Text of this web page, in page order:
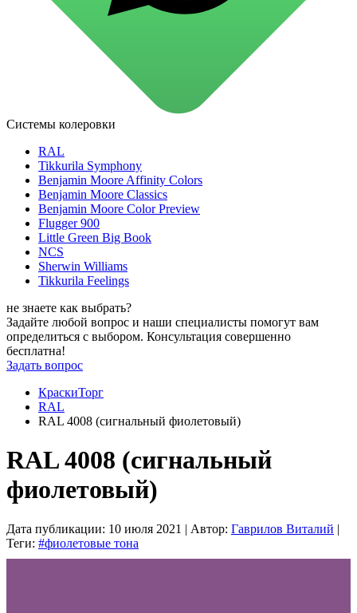
для стекол и зеркал
для ароматизации и нейтрализации запахов
для стирки и ухода за тканями
для ковров и текстильных изделий
специализированные чистящие средства
универсальные чистящие средства
дезинфицирующие средства
Автохимия и автокосметика
полироли для пластика
очистители салона
очистители двигателя
очистители тормозов
Материалы для зимних работ
краски для штукатурки
грунтовки
пропитки для древесины
пены и клеи
Новинки
Системы колеровки
RAL
Tikkurila Symphony
Benjamin Moore Affinity Colors
Benjamin Moore Classics
Benjamin Moore Color Preview
Flugger 900
Little Green Big Book
NCS
Sherwin Williams
Tikkurila Feelings
не знаете как выбрать?
Задайте любой вопрос и наши специалисты помогут вам
определиться с выбором. Консультация совершенно
бесплатна!
Задать вопрос
КраскиТорг
RAL
RAL 4008 (сигнальный фиолетовый)
RAL 4008 (сигнальный
фиолетовый)
Дата публикации: 10 июля 2021 | Автор: Гаврилов Виталий |
Теги: #фиолетовые тона